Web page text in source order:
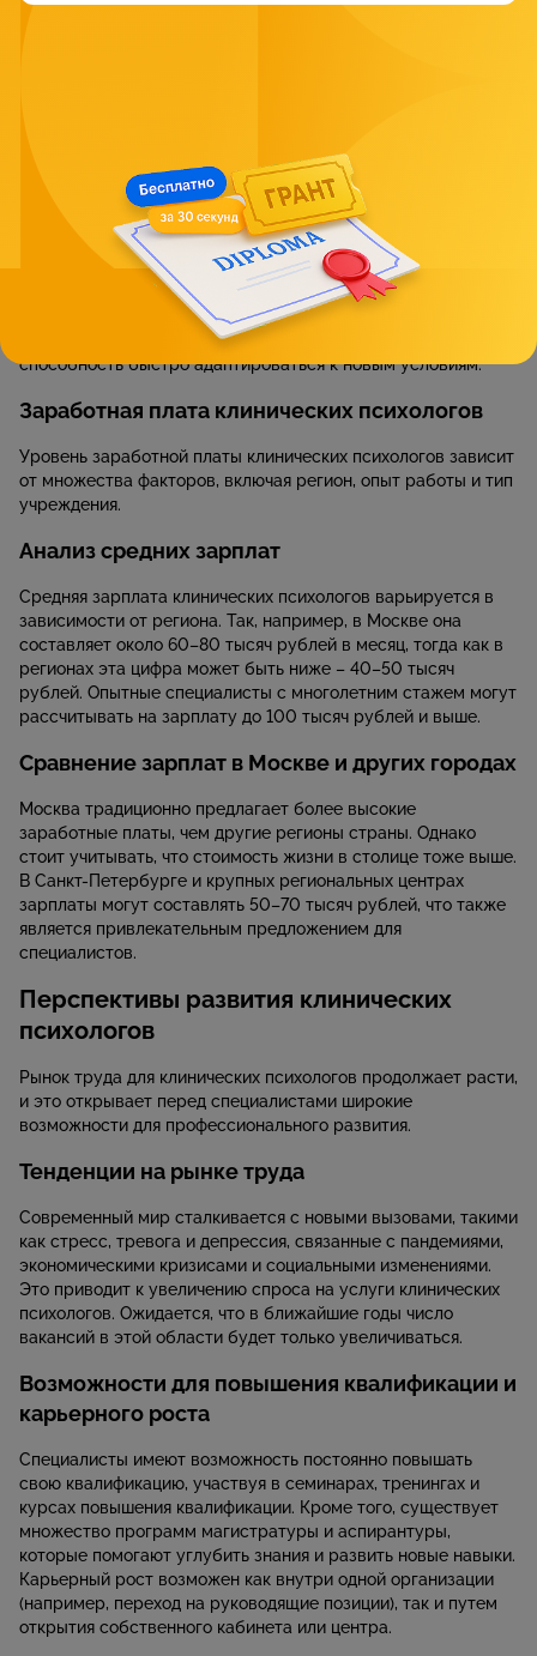
Особенности требований в различных
учреждениях
Государственные учреждения обычно предъявляют строгие
требования к образованию и опыту работы. Частные
клиники и центры, напротив, могут быть более гибкими в
своих запросах, делая акцент на практические навыки и
способность быстро адаптироваться к новым условиям.
Заработная плата клинических психологов
Уровень заработной платы клинических психологов зависит
от множества факторов, включая регион, опыт работы и тип
учреждения.
Анализ средних зарплат
Средняя зарплата клинических психологов варьируется в
зависимости от региона. Так, например, в Москве она
составляет около 60–80 тысяч рублей в месяц, тогда как в
регионах эта цифра может быть ниже – 40–50 тысяч
рублей. Опытные специалисты с многолетним стажем могут
рассчитывать на зарплату до 100 тысяч рублей и выше.
Сравнение зарплат в Москве и других городах
Москва традиционно предлагает более высокие
заработные платы, чем другие регионы страны. Однако
стоит учитывать, что стоимость жизни в столице тоже выше.
В Санкт-Петербурге и крупных региональных центрах
зарплаты могут составлять 50–70 тысяч рублей, что также
является привлекательным предложением для
специалистов.
Перспективы развития клинических
психологов
Рынок труда для клинических психологов продолжает расти,
и это открывает перед специалистами широкие
возможности для профессионального развития.
Тенденции на рынке труда
Современный мир сталкивается с новыми вызовами, такими
как стресс, тревога и депрессия, связанные с пандемиями,
экономическими кризисами и социальными изменениями.
Это приводит к увеличению спроса на услуги клинических
психологов. Ожидается, что в ближайшие годы число
вакансий в этой области будет только увеличиваться.
Возможности для повышения квалификации и
карьерного роста
Специалисты имеют возможность постоянно повышать
свою квалификацию, участвуя в семинарах, тренингах и
курсах повышения квалификации. Кроме того, существует
множество программ магистратуры и аспирантуры,
которые помогают углубить знания и развить новые навыки.
Карьерный рост возможен как внутри одной организации
(например, переход на руководящие позиции), так и путем
открытия собственного кабинета или центра.